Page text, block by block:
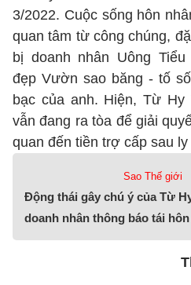
3/2022. Cuộc sống hôn
quan tâm từ công chúng,
bị doanh nhân Uông
đẹp Vườn sao băng - tố
bạc của anh. Hiện, Từ Hy
vẫn đang ra tòa để giải
quan đến tiền trợ cấp sau
Sao Thế giới
Động thái gây chú ý của Từ
doanh nhân thông báo tái hôn